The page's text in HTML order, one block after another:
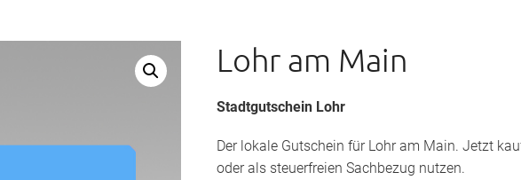
Lohr am Main
Stadtgutschein Lohr
Der lokale Gutschein für Lohr am Main. Jetzt
oder als steuerfreien Sachbezug nutzen.